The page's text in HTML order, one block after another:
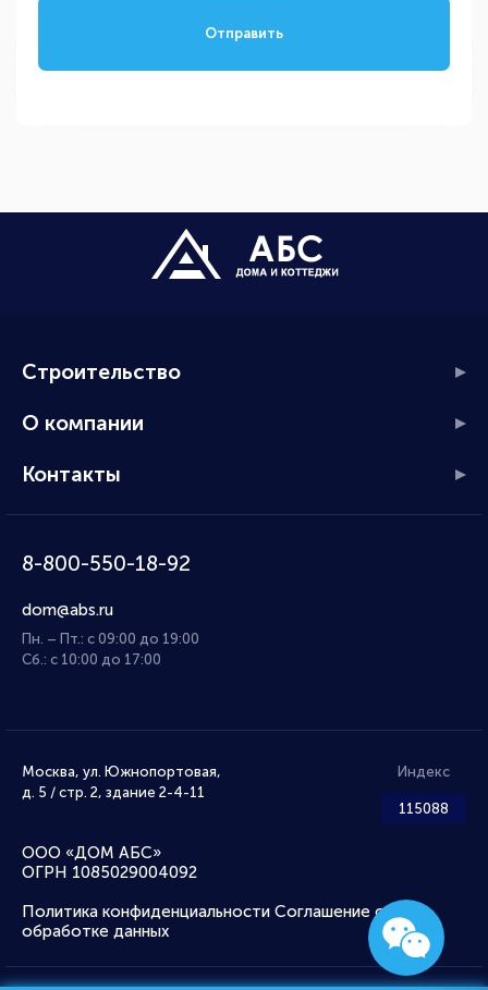
Отправить
Строительство
О компании
Контакты
8-800-550-18-92
dom@abs.ru
Пн. – Пт.: с 09:00 до 19:00
Сб.: с 10:00 до 17:00
Москва, ул. Южнопортовая,
д. 5 / стр. 2, здание 2-4-11
Индекс
115088
ООО «ДОМ АБС»
ОГРН 1085029004092
Политика конфиденциальности Соглашение об
обработке данных